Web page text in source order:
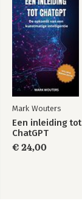
Mark Wouters
Een inleiding tot
ChatGPT
€ 24,00